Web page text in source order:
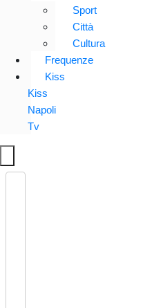
Sport
Città
Cultura
Frequenze
Kiss
Kiss
Napoli
Tv